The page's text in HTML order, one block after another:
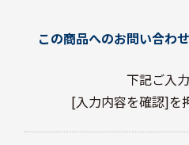
この商品へのお問い合わせ
下記ご入力
[入力内容を確認]を